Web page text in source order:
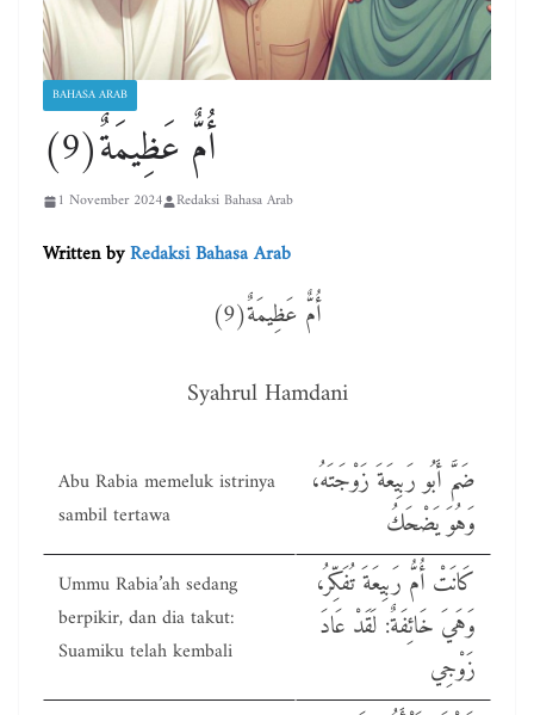
BAHASA ARAB
أُمٌّ عَظِيمَةٌ(9)
1 November 2024 Redaksi Bahasa Arab
Written byRedaksi Bahasa Arab
أُمٌّ عَظِيمَةٌ(9)
Syahrul Hamdani
Abu Rabia memeluk istrinya
sambil tertawa
ضَمَّ أَبُو رَبِيعَةَ زَوْجَتَهُ،
وَهُوَ يَضْحَكُ
Ummu Rabia’ah sedang
berpikir, dan dia takut:
Suamiku telah kembali
كَانَتْ أُمُّ رَبِيعَةَ تُفَكِّرُ،
وَهَيَ خَائِفَةٌ: لَقَدْ عَادَ
زَوْجِي